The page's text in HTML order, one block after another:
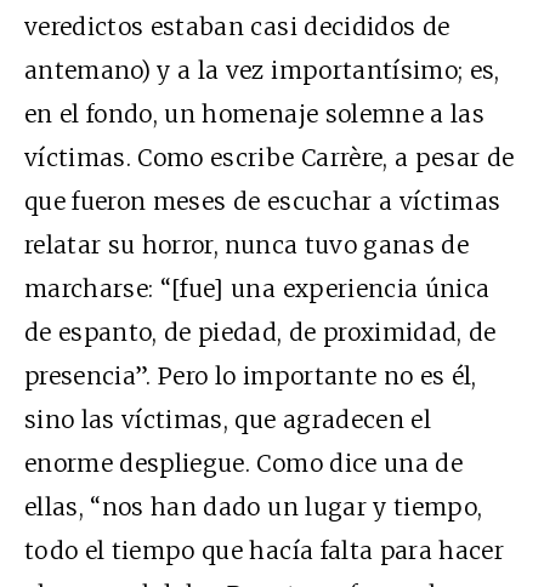
veredictos estaban casi decididos de
antemano) y a la vez importantísimo; es,
en el fondo, un homenaje solemne a las
víctimas. Como escribe Carrère, a pesar de
que fueron meses de escuchar a víctimas
relatar su horror, nunca tuvo ganas de
marcharse: “[fue] una experiencia única
de espanto, de piedad, de proximidad, de
presencia”. Pero lo importante no es él,
sino las víctimas, que agradecen el
enorme despliegue. Como dice una de
ellas, “nos han dado un lugar y tiempo,
todo el tiempo que hacía falta para hacer